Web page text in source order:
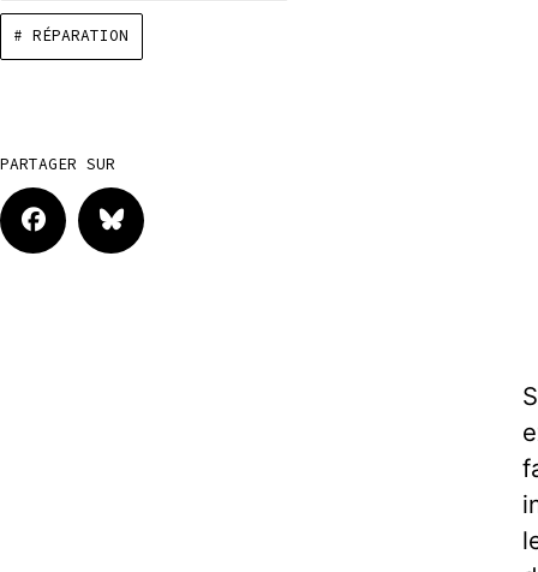
# RÉPARATION
PARTAGER SUR